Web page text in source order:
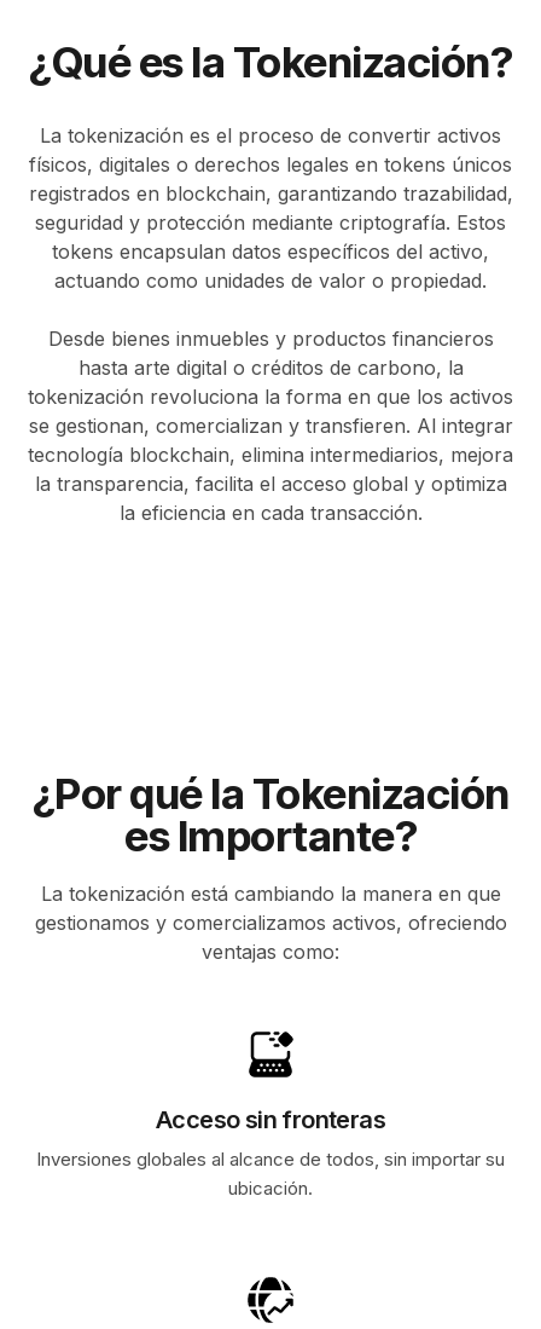
¿Qué es la Tokenización?
La tokenización es el proceso de convertir activos
físicos, digitales o derechos legales en tokens únicos
registrados en blockchain, garantizando trazabilidad,
seguridad y protección mediante criptografía. Estos
tokens encapsulan datos específicos del activo,
actuando como unidades de valor o propiedad.
Desde bienes inmuebles y productos financieros
hasta arte digital o créditos de carbono, la
tokenización revoluciona la forma en que los activos
se gestionan, comercializan y transfieren. Al integrar
tecnología blockchain, elimina intermediarios, mejora
la transparencia, facilita el acceso global y optimiza
la eficiencia en cada transacción.
¿Por qué la Tokenización
es Importante?
La tokenización está cambiando la manera en que
gestionamos y comercializamos activos, ofreciendo
ventajas como:
Acceso sin fronteras
Inversiones globales al alcance de todos, sin importar su
ubicación.